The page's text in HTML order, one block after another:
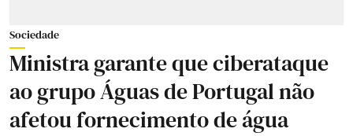
Sociedade
Ministra garante que ciberataque
ao grupo Águas de Portugal não
afetou fornecimento de água